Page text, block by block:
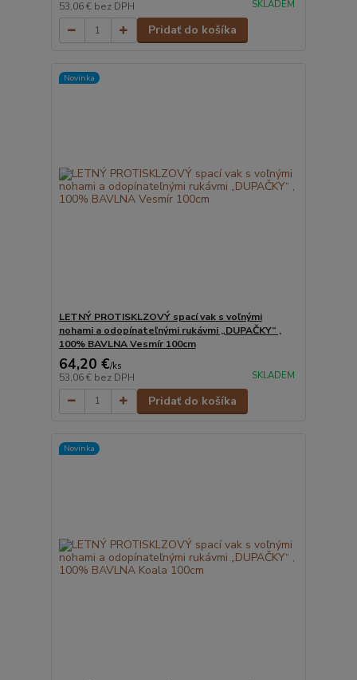
53,06 € bez DPH SKLADEM
Pridať do košíka
Novinka
LETNÝ PROTISKLZOVÝ spací vak s voľnými
nohami a odopínateľnými rukávmi „DUPAČKY“ ,
100% BAVLNA Vesmír 100cm
64,20 €/ks
53,06 € bez DPH SKLADEM
Pridať do košíka
Novinka